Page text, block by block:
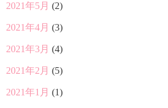
2021年5月 (2)
2021年4月 (3)
2021年3月 (4)
2021年2月 (5)
2021年1月 (1)